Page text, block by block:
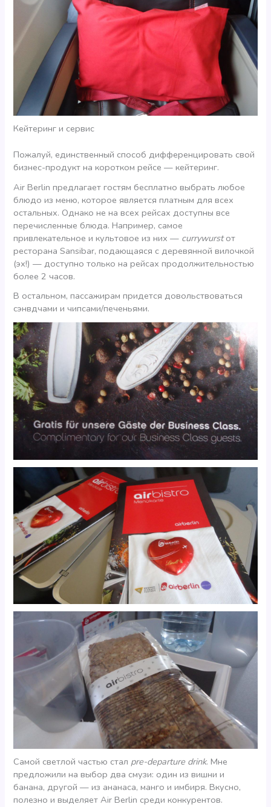
Кейтеринг и сервис
Пожалуй, единственный способ дифференцировать свой
бизнес-продукт на коротком рейсе — кейтеринг.
Air Berlin предлагает гостям бесплатно выбрать любое
блюдо из меню, которое является платным для всех
остальных. Однако не на всех рейсах доступны все
перечисленные блюда. Например, самое
привлекательное и культовое из них — currywurstот
ресторана Sansibar, подающаяся с деревянной вилочкой
(эх!) — доступно только на рейсах продолжительностью
более 2 часов.
В остальном, пассажирам придется довольствоваться
сэнвдчами и чипсами/печеньями.
Самой светлой частью стал pre-departure drink. Мне
предложили на выбор два смузи: один из вишни и
банана, другой — из ананаса, манго и имбиря. Вкусно,
полезно и выделяет Air Berlin среди конкурентов.